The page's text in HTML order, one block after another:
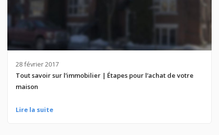
28 février 2017
Tout savoir sur l’immobilier | Étapes pour l’achat de votre
maison
Lire la suite